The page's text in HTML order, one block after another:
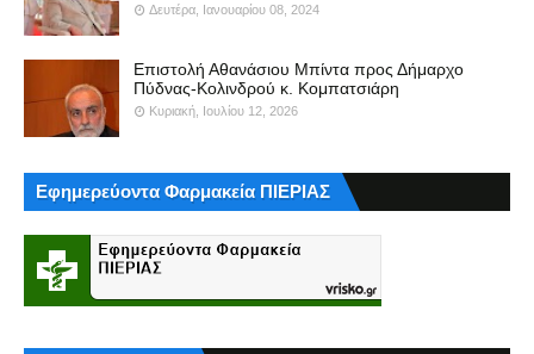
Δευτέρα, Ιανουαρίου 08, 2024
Επιστολή Αθανάσιου Μπίντα προς Δήμαρχο
Πύδνας-Κολινδρού κ. Κομπατσιάρη
Κυριακή, Ιουλίου 12, 2026
Εφημερεύοντα Φαρμακεία ΠΙΕΡΙΑΣ